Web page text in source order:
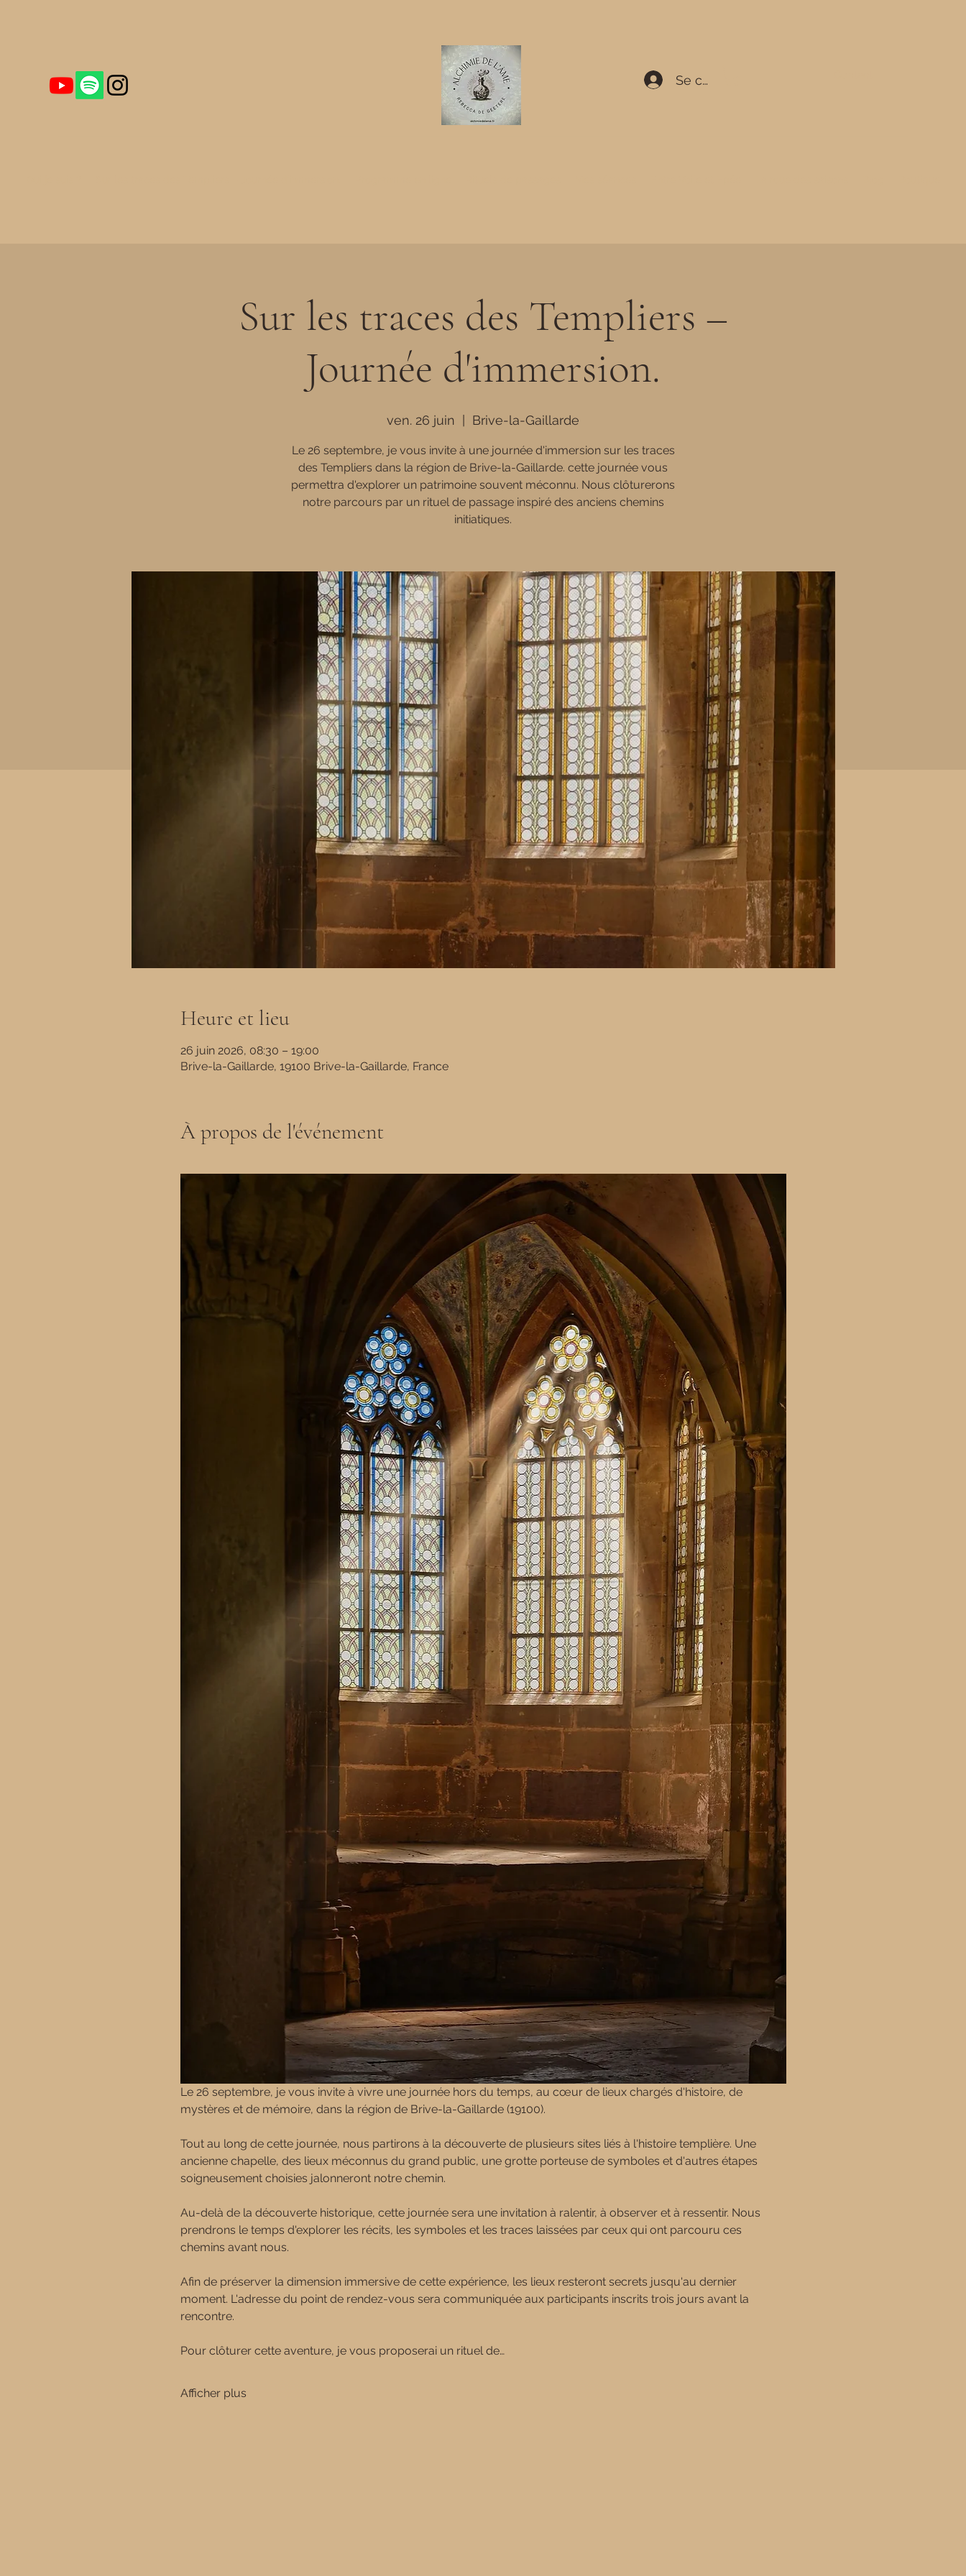
Se connecter
Sur les traces des Templiers –
Journée d'immersion.
ven. 26 juin Brive-la-Gaillarde
Le 26 septembre, je vous invite à une journée d'immersion sur les traces
des Templiers dans la région de Brive-la-Gaillarde. cette journée vous
permettra d'explorer un patrimoine souvent méconnu. Nous clôturerons
notre parcours par un rituel de passage inspiré des anciens chemins
initiatiques.
Heure et lieu
26 juin 2026, 08:30 – 19:00
Brive-la-Gaillarde, 19100 Brive-la-Gaillarde, France
À propos de l'événement
Le 26 septembre, je vous invite à vivre une journée hors du temps, au cœur de lieux chargés d'histoire, de
mystères et de mémoire, dans la région de Brive-la-Gaillarde (19100).
Tout au long de cette journée, nous partirons à la découverte de plusieurs sites liés à l'histoire templière. Une
ancienne chapelle, des lieux méconnus du grand public, une grotte porteuse de symboles et d'autres étapes
soigneusement choisies jalonneront notre chemin.
Au-delà de la découverte historique, cette journée sera une invitation à ralentir, à observer et à ressentir. Nous
prendrons le temps d'explorer les récits, les symboles et les traces laissées par ceux qui ont parcouru ces
chemins avant nous.
Afin de préserver la dimension immersive de cette expérience, les lieux resteront secrets jusqu'au dernier
moment. L'adresse du point de rendez-vous sera communiquée aux participants inscrits trois jours avant la
rencontre.
Pour clôturer cette aventure, je vous proposerai un rituel de…
Afficher plus